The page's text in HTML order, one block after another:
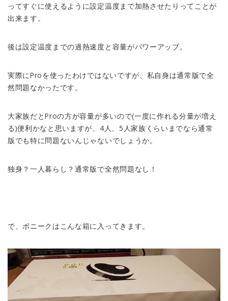
ってすぐに使えるように設定温度まで加熱させたりってことが
出来ます。
後は設定温度までの過熱速度と容量がパワーアップ。
実際にProを使ったわけではないですが、私自身は通常版で全
然問題なかったです。
大家族だとProの方が容量が多いので(一度に作れる分量が増え
る)便利かなと思いますが、4人、5人家族くらいまでなら通常
版でも特に問題ないんじゃないでしょうか。
独身？一人暮らし？通常版で全然問題なし！
で、ボニークはこんな箱に入ってきます。